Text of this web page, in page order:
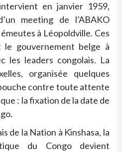
en janvier 1959,
meeting de l’ABAKO
à Léopoldville. Ces
le gouvernement belge à
les leaders congolais. La
organisée quelques
contre toute attente
: la fixation de la date de
de la Nation à Kinshasa, la
du Congo devient